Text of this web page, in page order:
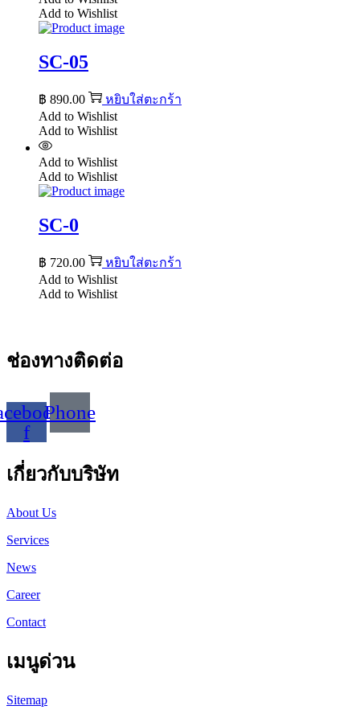
Add to Wishlist
SC-05
฿ 890.00
หยิบใส่ตะกร้า
Add to Wishlist
Add to Wishlist
Add to Wishlist
Add to Wishlist
SC-0
฿ 720.00
หยิบใส่ตะกร้า
Add to Wishlist
Add to Wishlist
ช่องทางติดต่อ
f
Phone
เกี่ยวกับบริษัท
About Us
Services
News
Career
Contact
เมนูด่วน
Sitemap